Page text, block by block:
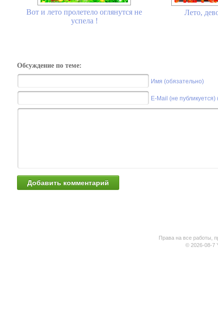
Вот и лето пролетело оглянутся не
успела !
Лето,
Обсуждение по теме:
Имя (обязательно)
E-Mail (не
Права на все работы,
© 2026-08-7